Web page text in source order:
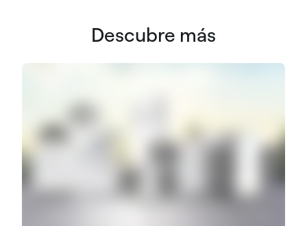
Descubre más